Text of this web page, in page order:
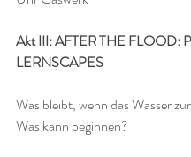
Akt III: AFTER THE FLOOD:
LERNSCAPES
Was bleibt, wenn das Wasser
Was kann beginnen?